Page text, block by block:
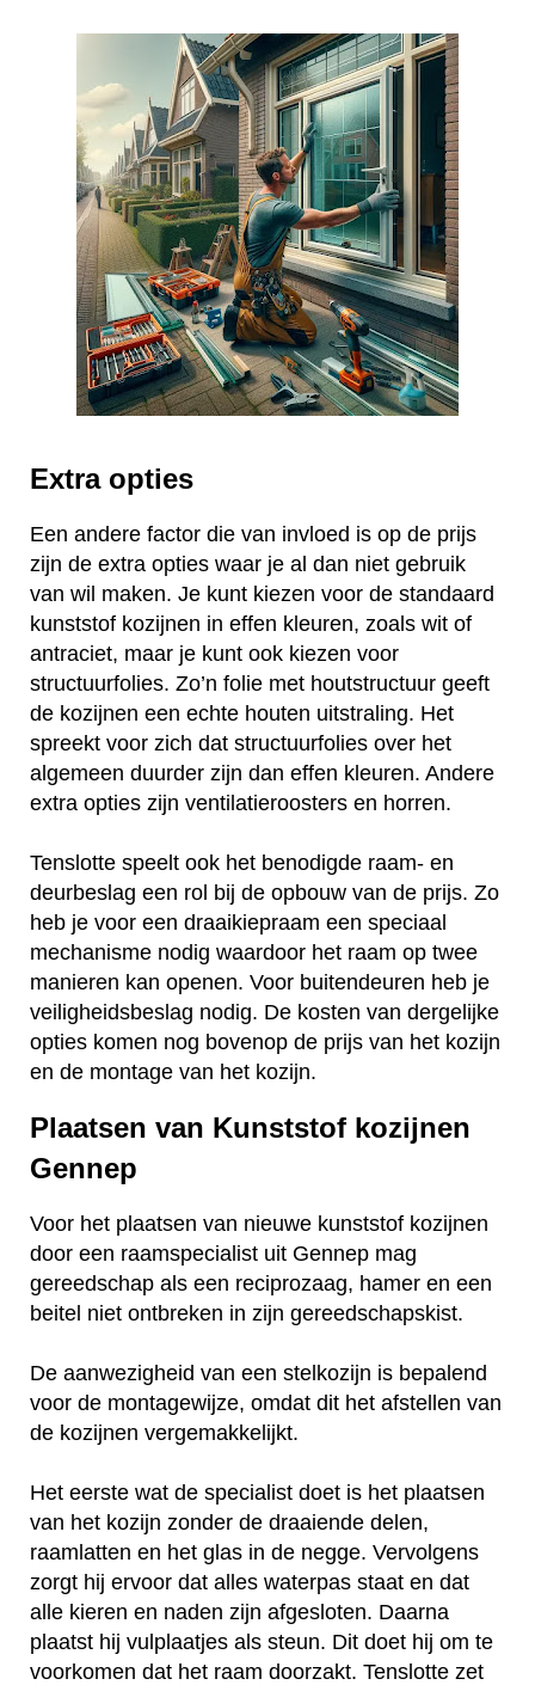
Extra opties
Een andere factor die van invloed is op de prijs
zijn de extra opties waar je al dan niet gebruik
van wil maken. Je kunt kiezen voor de standaard
kunststof kozijnen in effen kleuren, zoals wit of
antraciet, maar je kunt ook kiezen voor
structuurfolies. Zo’n folie met houtstructuur geeft
de kozijnen een echte houten uitstraling. Het
spreekt voor zich dat structuurfolies over het
algemeen duurder zijn dan effen kleuren. Andere
extra opties zijn ventilatieroosters en horren.
Tenslotte speelt ook het benodigde raam- en
deurbeslag een rol bij de opbouw van de prijs. Zo
heb je voor een draaikiepraam een speciaal
mechanisme nodig waardoor het raam op twee
manieren kan openen. Voor buitendeuren heb je
veiligheidsbeslag nodig. De kosten van dergelijke
opties komen nog bovenop de prijs van het kozijn
en de montage van het kozijn.
Plaatsen van Kunststof kozijnen
Gennep
Voor het plaatsen van nieuwe kunststof kozijnen
door een raamspecialist uit Gennep mag
gereedschap als een reciprozaag, hamer en een
beitel niet ontbreken in zijn gereedschapskist.
De aanwezigheid van een stelkozijn is bepalend
voor de montagewijze, omdat dit het afstellen van
de kozijnen vergemakkelijkt.
Het eerste wat de specialist doet is het plaatsen
van het kozijn zonder de draaiende delen,
raamlatten en het glas in de negge. Vervolgens
zorgt hij ervoor dat alles waterpas staat en dat
alle kieren en naden zijn afgesloten. Daarna
plaatst hij vulplaatjes als steun. Dit doet hij om te
voorkomen dat het raam doorzakt. Tenslotte zet